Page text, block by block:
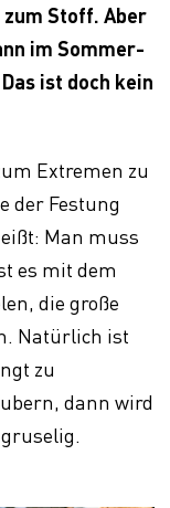
Stoff. Aber
im Sommer-
ist doch kein
Extremen zu
der Festung
Man muss
es mit dem
die große
Natürlich ist
zu
dann wird